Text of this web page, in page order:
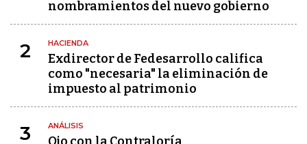
nombramientos del nuevo gobierno
2 HACIENDA
Exdirector de Fedesarrollo califica
como "necesaria" la eliminación de
impuesto al patrimonio
3 ANÁLISIS